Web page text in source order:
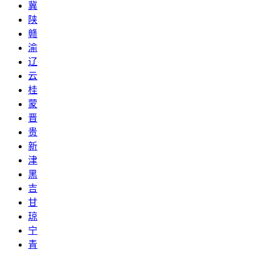
冀
陕
赣
渝
辽
云
桂
蒙
晋
贵
新
津
黑
吉
甘
琼
宁
青